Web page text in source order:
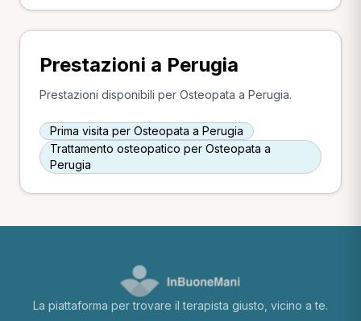
Prestazioni a Perugia
Prestazioni disponibili per Osteopata a Perugia.
Prima visita per Osteopata a Perugia
Trattamento osteopatico per Osteopata a
Perugia
La piattaforma per trovare il terapista giusto, vicino a te.